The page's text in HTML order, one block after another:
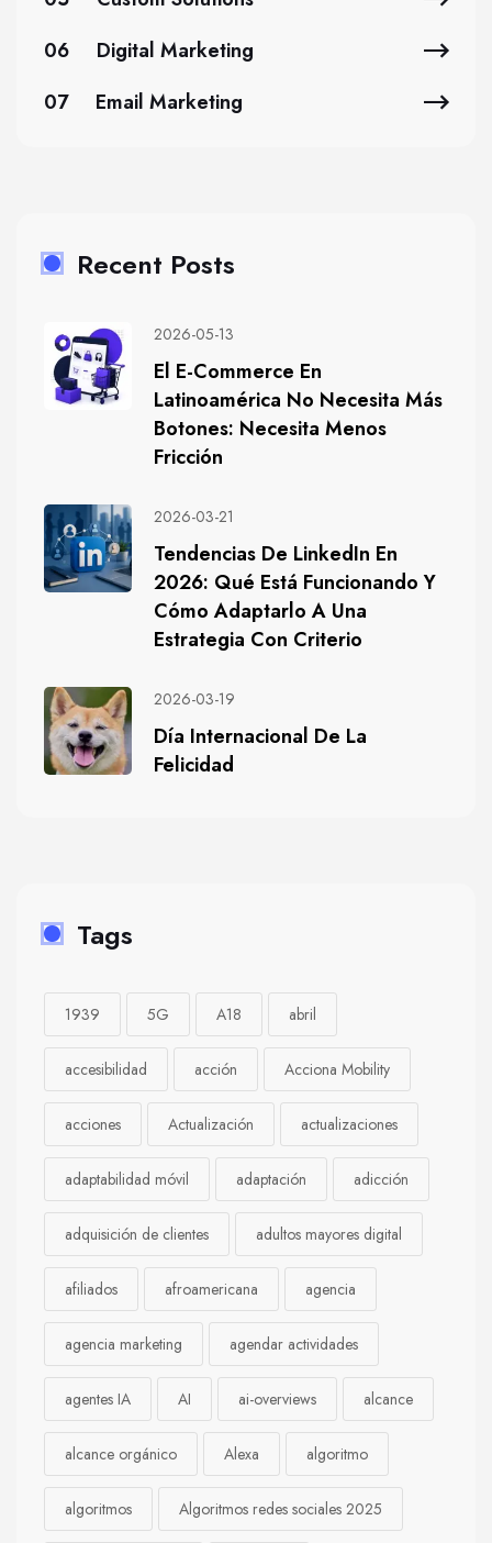
06
Digital Marketing
07
Email Marketing
Recent Posts
2026-05-13
El E-Commerce En
Latinoamérica No Necesita Más
Botones: Necesita Menos
Fricción
2026-03-21
Tendencias De LinkedIn En
2026: Qué Está Funcionando Y
Cómo Adaptarlo A Una
Estrategia Con Criterio
2026-03-19
Día Internacional De La
Felicidad
Tags
1939 5G A18 abril
accesibilidad acción Acciona Mobility
acciones Actualización actualizaciones
adaptabilidad móvil adaptación adicción
adquisición de clientes adultos mayores digital
afiliados afroamericana agencia
agencia marketing agendar actividades
agentes IA AI ai-overviews alcance
alcance orgánico Alexa algoritmo
algoritmos Algoritmos redes sociales 2025